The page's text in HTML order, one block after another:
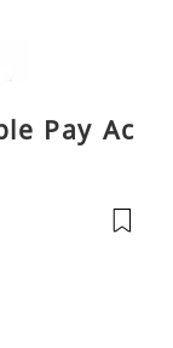
Pay Ac